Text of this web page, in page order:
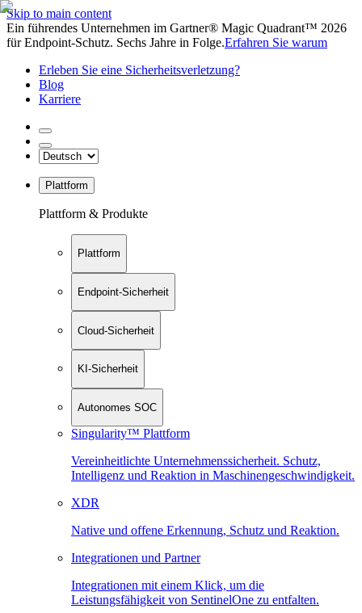
Skip to main content
Ein führendes Unternehmen im Gartner® Magic Quadrant™ 2026
für Endpoint-Schutz. Sechs Jahre in Folge.Erfahren Sie warum
Erleben Sie eine Sicherheitsverletzung?
Blog
Karriere
Plattform
Plattform & Produkte
Plattform
Endpoint-Sicherheit
Cloud-Sicherheit
KI-Sicherheit
Autonomes SOC
Singularity™ Plattform
Vereinheitlichte Unternehmenssicherheit. Schutz,
Intelligenz und Reaktion in Maschinen­geschwindigkeit.
XDR
Native und offene Erkennung, Schutz und Reaktion.
Integrationen und Partner
Integrationen mit einem Klick, um die
Leistungsfähigkeit von SentinelOne zu entfalten.